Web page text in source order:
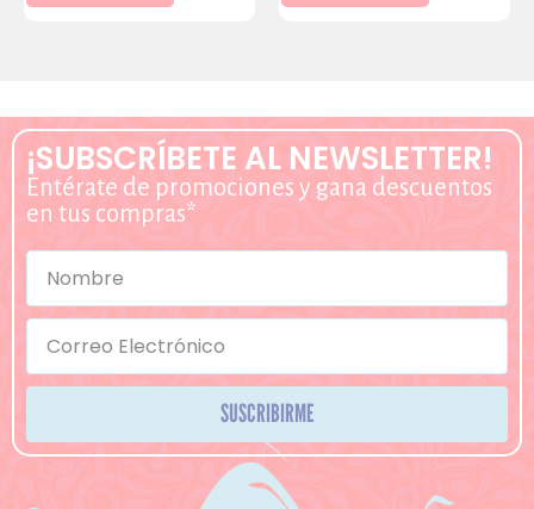
¡SUBSCRÍBETE AL NEWSLETTER!
Entérate de promociones y gana descuentos
en tus compras*
SUSCRIBIRME